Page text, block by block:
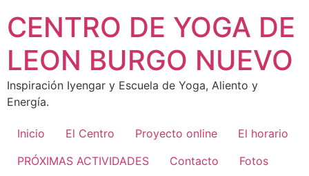
to
content
CENTRO DE YOGA DE
LEON BURGO NUEVO
Inspiración Iyengar y Escuela de Yoga, Aliento y
Energía.
Inicio El Centro Proyecto online
El horario
PRÓXIMAS ACTIVIDADES
Contacto
Fotos